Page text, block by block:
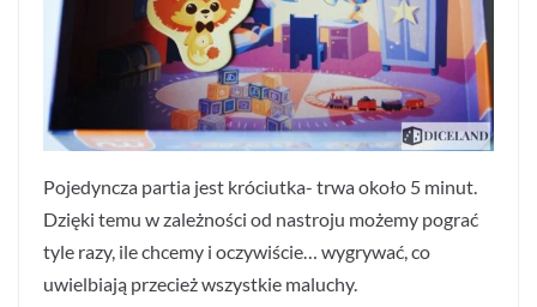
Pojedyncza partia jest króciutka- trwa około 5 minut.
Dzięki temu w zależności od nastroju możemy pograć
tyle razy, ile chcemy i oczywiście… wygrywać, co
uwielbiają przecież wszystkie maluchy.